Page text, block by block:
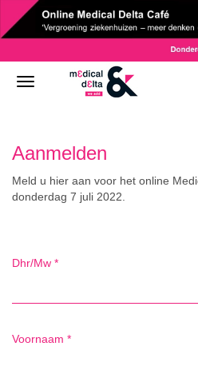
Aanmelden
Meld u hier aan voor het online
donderdag 7 juli 2022.
Dhr/Mw *
Voornaam *